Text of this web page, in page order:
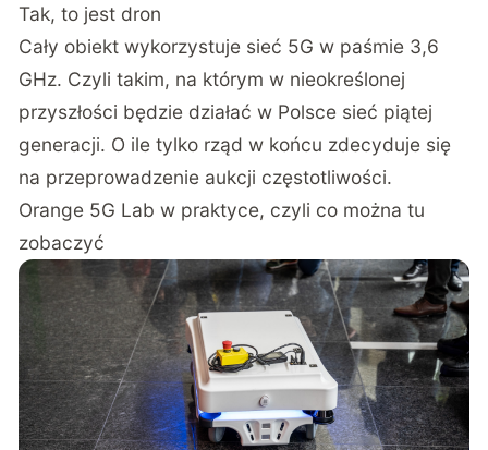
Tak, to jest dron
Cały obiekt wykorzystuje sieć 5G w paśmie 3,6
GHz. Czyli takim, na którym w nieokreślonej
przyszłości będzie działać w Polsce sieć piątej
generacji. O ile tylko rząd w końcu zdecyduje się
na przeprowadzenie aukcji częstotliwości.
Orange 5G Lab w praktyce, czyli co można tu
zobaczyć